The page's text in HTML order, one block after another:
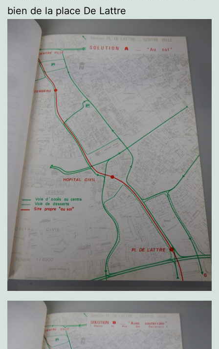
bien de la place De Lattre